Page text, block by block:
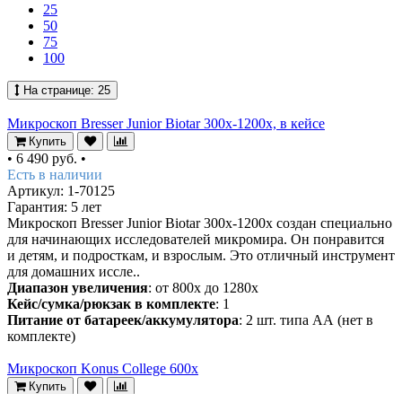
25
50
75
100
На странице: 25
Микроскоп Bresser Junior Biotar 300x-1200x, в кейсе
Купить
• 6 490 руб. •
Есть в наличии
Артикул: 1-70125
Гарантия: 5 лет
Микроскоп Bresser Junior Biotar 300x-1200x создан специально
для начинающих исследователей микромира. Он понравится
и детям, и подросткам, и взрослым. Это отличный инструмент
для домашних иссле..
Диапазон увеличения: от 800х до 1280х
Кейс/сумка/рюкзак в комплекте: 1
Питание от батареек/аккумулятора: 2 шт. типа АА (нет в
комплекте)
Микроскоп Konus College 600x
Купить